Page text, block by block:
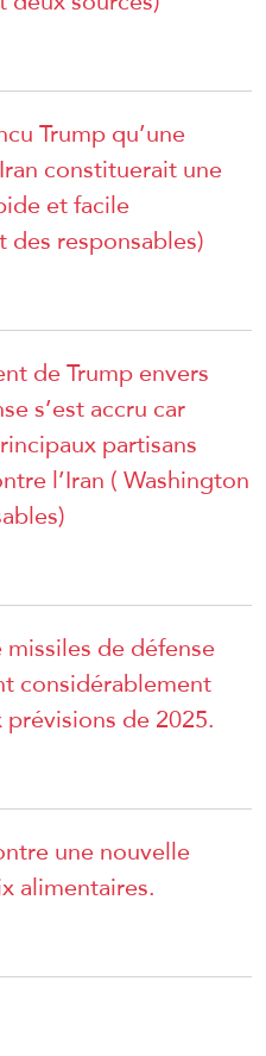
Trump qu’une
constituerait une
et facile
responsables)
de Trump envers
s’est accru car
partisans
l’Iran ( Washington
de défense
considérablement
de 2025.
une nouvelle
alimentaires.